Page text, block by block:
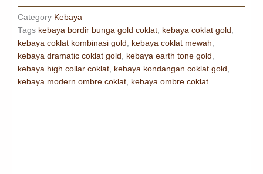
Category Kebaya
Tags kebaya bordir bunga gold coklat, kebaya coklat gold ,
kebaya coklat kombinasi gold , kebaya coklat mewah,
kebaya dramatic coklat gold , kebaya earth tone gold ,
kebaya high collar coklat, kebaya kondangan coklat gold ,
kebaya modern ombre coklat, kebaya ombre coklat